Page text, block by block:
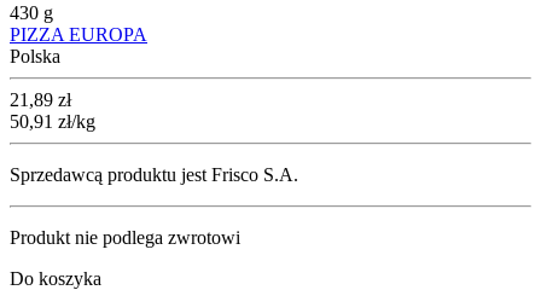
430 g
PIZZA EUROPA
Polska
Cena
21,89 zł
50,91 zł/kg
Sprzedawcą produktu jest Frisco S.A.
Produkt nie podlega zwrotowi
Do koszyka